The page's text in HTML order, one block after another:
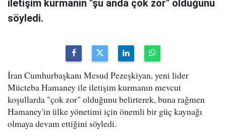
iletişim kurmanın "şu anda çok zor" olduğunu
söyledi.
İran Cumhurbaşkanı Mesud Pezeşkiyan, yeni lider
Mücteba Hamaney ile iletişim kurmanın mevcut
koşullarda "çok zor" olduğunu belirterek, buna rağmen
Hamaney'in ülke yönetimi için önemli bir güç kaynağı
olmaya devam ettiğini söyledi.